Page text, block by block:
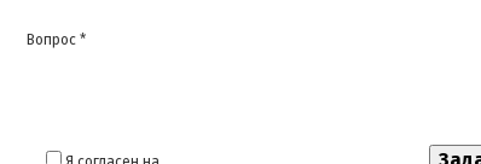
Вопрос *